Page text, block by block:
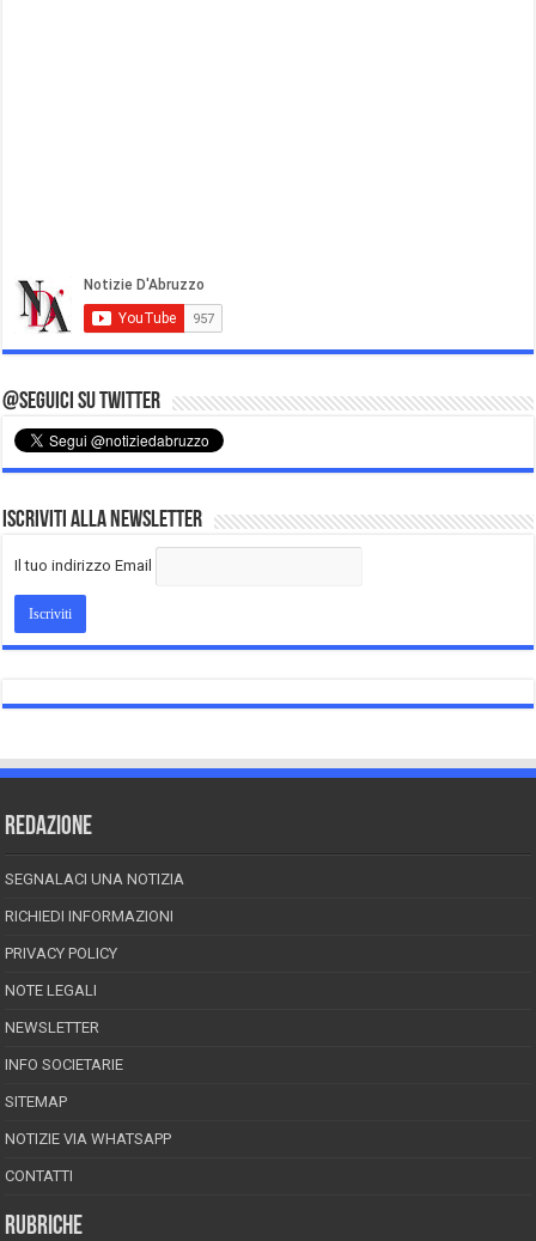
@Seguici su Twitter
Iscriviti alla Newsletter
Il tuo indirizzo Email
REDAZIONE
SEGNALACI UNA NOTIZIA
RICHIEDI INFORMAZIONI
PRIVACY POLICY
NOTE LEGALI
NEWSLETTER
INFO SOCIETARIE
SITEMAP
NOTIZIE VIA WHATSAPP
CONTATTI
RUBRICHE